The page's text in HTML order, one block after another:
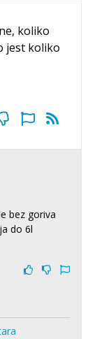
koliko
jest koliko
bez goriva
do 6l